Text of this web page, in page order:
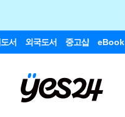
서 외국도서 중고샵 eBook